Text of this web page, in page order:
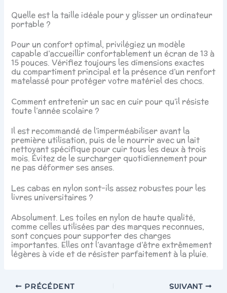
Quelle est la taille idéale pour y glisser un ordinateur
portable ?
Pour un confort optimal, privilégiez un modèle
capable d’accueillir confortablement un écran de 13 à
15 pouces. Vérifiez toujours les dimensions exactes
du compartiment principal et la présence d’un renfort
matelassé pour protéger votre matériel des chocs.
Comment entretenir un sac en cuir pour qu’il résiste
toute l’année scolaire ?
Il est recommandé de l’imperméabiliser avant la
première utilisation, puis de le nourrir avec un lait
nettoyant spécifique pour cuir tous les deux à trois
mois. Évitez de le surcharger quotidiennement pour
ne pas déformer ses anses.
Les cabas en nylon sont-ils assez robustes pour les
livres universitaires ?
Absolument. Les toiles en nylon de haute qualité,
comme celles utilisées par des marques reconnues,
sont conçues pour supporter des charges
importantes. Elles ont l’avantage d’être extrêmement
légères à vide et de résister parfaitement à la pluie.
PRÉCÉDENT SUIVANT